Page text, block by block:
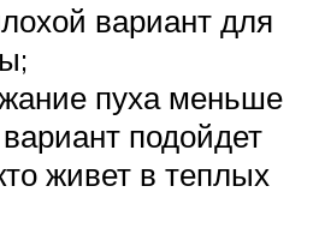
вариант для
пуха меньше
подойдет
живет в теплых